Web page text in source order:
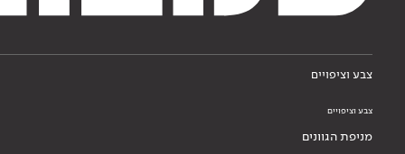
צבע וציפויים
צבע וציפויים
מניפת הגוונים